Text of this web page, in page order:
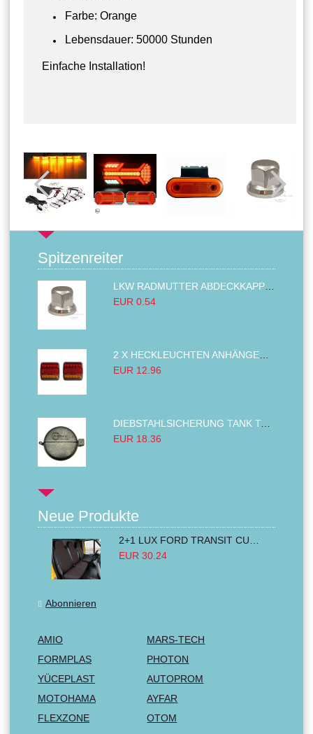
Farbe: Orange
Lebensdauer: 50000 Stunden
Einfache Installation!
Spitzenreiter
EUR 0.54
EUR 12.96
DIEBSTAHLSICHERUNG TANK TANKDECKEL DIESELTANK KRAFTSTOFFTANKDECKEL VERRIEGELUNG PASSEND FÜR LKW PKW TRAKTOREN BAGGER 80MM
EUR 18.36
Neue Produkte
EUR 30.24
Abonnieren
AMIO
MARS-TECH
FORMPLAS
PHOTON
YÜCEPLAST
AUTOPROM
MOTOHAMA
AYFAR
FLEXZONE
OTOM